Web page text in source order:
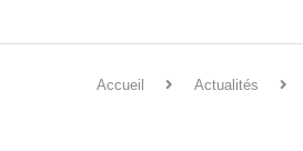
Accueil Actualités